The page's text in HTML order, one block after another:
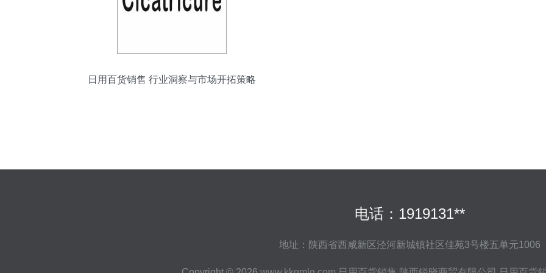
日用百货销售 行业洞察与市场开拓策略
电话：1919131**
地址：陕西省西咸新区泾河新城镇社区佳苑3号楼五单元1006